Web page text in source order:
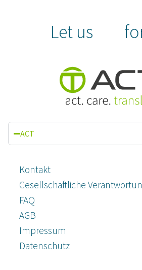
Let us
ACT
Kontakt
Gesellschaftliche
FAQ
AGB
Impressum
Datenschutz­